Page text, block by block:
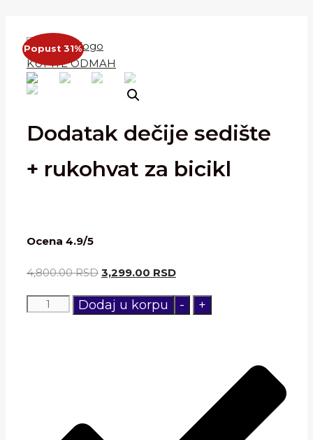
KUPITE ODMAH
Popust 31%
Dodatak dečije sedište
+ rukohvat za bicikl
Ocena 4.9/5
4,800.00RSD 3,299.00 RSD
-
Dodatak
+
Dodaj u korpu